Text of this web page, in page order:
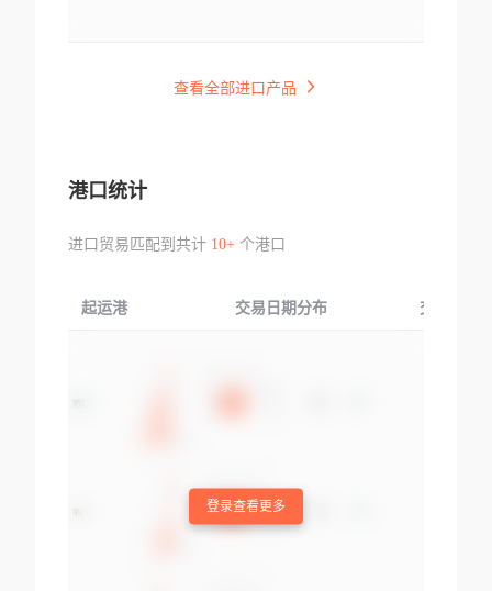
查看全部进口产品
港口统计
进口贸易匹配到共计 10+个港口
起运港 交易日期分布 交易产品
登录查看更多